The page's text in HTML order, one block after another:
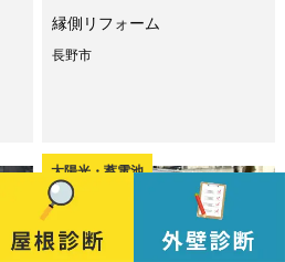
縁側リフォーム
長野市
太陽光・蓄電池